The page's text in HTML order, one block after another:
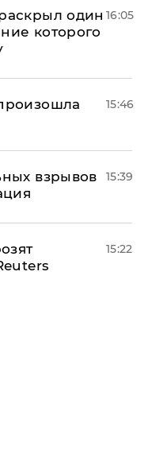
один
которого
16:05
15:46
взрывов
15:39
15:22